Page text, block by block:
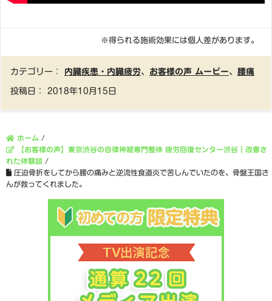
※得られる施術効果には個人差があります。
カテゴリー： 内臓疾患・内臓疲労、 お客様の声 ムービー、 腰痛
投稿日： 2018年10月15日
ホーム /
【お客様の声】東京渋谷の自律神経専門整体 疲労回復センター渋谷｜改善さ
れた体験談 /
圧迫骨折をしてから腰の痛みと逆流性食道炎で苦しんでいたのを、骨盤王国さ
んが救ってくれました。